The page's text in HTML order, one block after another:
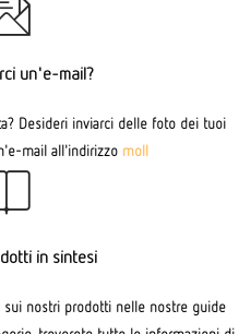
un'e-mail?
Desideri inviarci delle foto dei tuoi
mail all'indirizzo moll
in sintesi
nostri prodotti nelle nostre guide